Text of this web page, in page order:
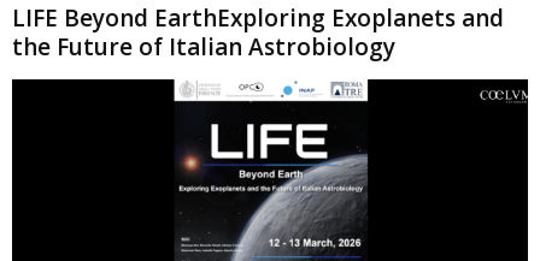
LIFE Beyond EarthExploring Exoplanets and
the Future of Italian Astrobiology